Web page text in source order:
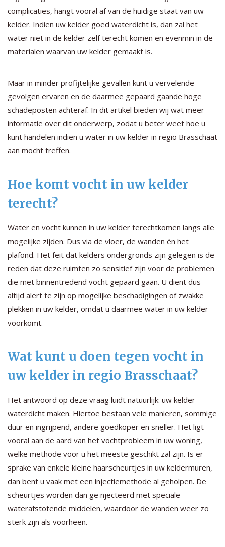
complicaties, hangt vooral af van de huidige staat van uw
kelder. Indien uw kelder goed waterdicht is, dan zal het
water niet in de kelder zelf terecht komen en evenmin in de
materialen waarvan uw kelder gemaakt is.
Maar in minder profijtelijke gevallen kunt u vervelende
gevolgen ervaren en de daarmee gepaard gaande hoge
schadeposten achteraf. In dit artikel bieden wij wat meer
informatie over dit onderwerp, zodat u beter weet hoe u
kunt handelen indien u water in uw kelder in regio Brasschaat
aan mocht treffen.
Hoe komt vocht in uw kelder
terecht?
Water en vocht kunnen in uw kelder terechtkomen langs alle
mogelijke zijden. Dus via de vloer, de wanden én het
plafond. Het feit dat kelders ondergronds zijn gelegen is de
reden dat deze ruimten zo sensitief zijn voor de problemen
die met binnentredend vocht gepaard gaan. U dient dus
altijd alert te zijn op mogelijke beschadigingen of zwakke
plekken in uw kelder, omdat u daarmee water in uw kelder
voorkomt.
Wat kunt u doen tegen vocht in
uw kelder in regio Brasschaat?
Het antwoord op deze vraag luidt natuurlijk: uw kelder
waterdicht maken. Hiertoe bestaan vele manieren, sommige
duur en ingrijpend, andere goedkoper en sneller. Het ligt
vooral aan de aard van het vochtprobleem in uw woning,
welke methode voor u het meeste geschikt zal zijn. Is er
sprake van enkele kleine haarscheurtjes in uw keldermuren,
dan bent u vaak met een injectiemethode al geholpen. De
scheurtjes worden dan geïnjecteerd met speciale
waterafstotende middelen, waardoor de wanden weer zo
sterk zijn als voorheen.